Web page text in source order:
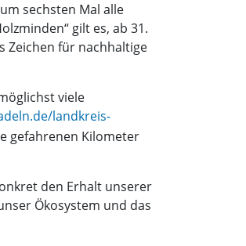
sechsten Mal alle
gilt es, ab 31.
Zeichen für nachhaltige
viele
landkreis-
gefahrenen Kilometer
den Erhalt unserer
Ökosystem und das